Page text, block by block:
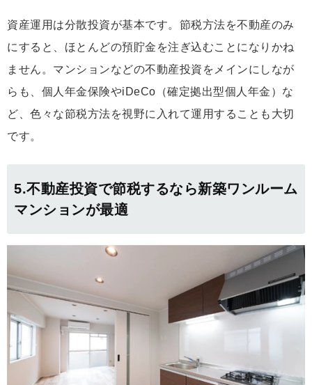
資産運用は分散投資が基本です。節税方法を不動産のみ
にすると、ほとんどの預貯金を注ぎ込むことになりかね
ません。マンションなどの不動産投資をメインにしなが
らも、個人年金保険やiDeCo（確定拠出型個人年金）な
ど、色々な節税方法を視野に入れて運用することも大切
です。
5.不動産投資で節税するなら新築ワンルーム
マンションが最適